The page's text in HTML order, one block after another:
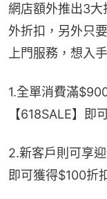
網店額外推出3
外折扣，另外只
上門服務，想入
1.全單消費滿
【618SALE】即
2.新客戶則可享
即可獲得$100折